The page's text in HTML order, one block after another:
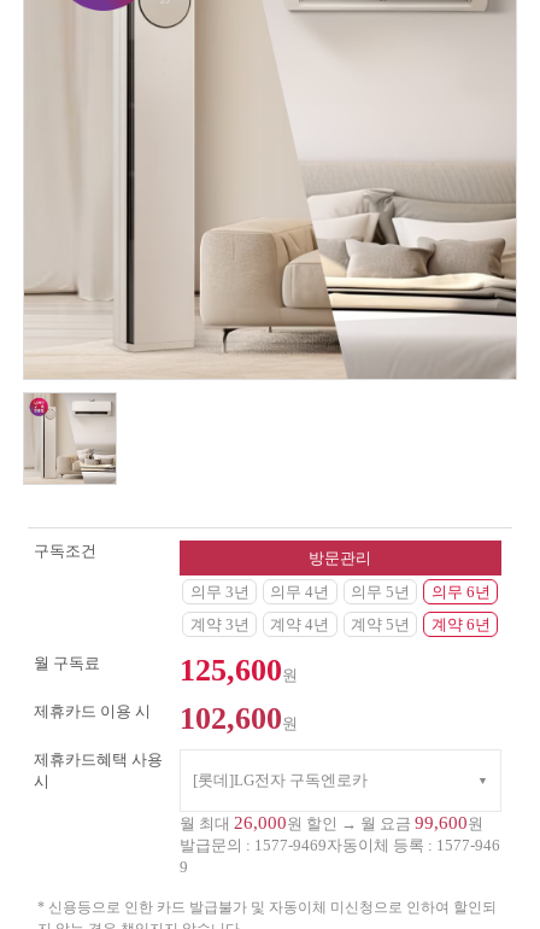
구독조건
방문관리
의무 3년
계약 3년
의무 4년
계약 4년
의무 5년
계약 5년
의무 6년
계약 6년
월 구독료 125,600원
제휴카드 이용 시
102,600원
제휴카드혜택 사용
시
[롯데]LG전자 구독엔로카
월 최대 26,000원 할인 → 월 요금 99,600원
발급문의 : 1577-9469자동이체 등록 : 1577-946
9
* 신용등으로 인한 카드 발급불가 및 자동이체 미신청으로 인하여 할인되